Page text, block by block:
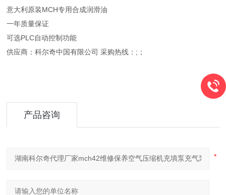
意大利原装MCH专用合成润滑油
一年质量保证
可选PLC自动控制功能
供应商：科尔奇中国有限公司 采购热线：;；
产品咨询